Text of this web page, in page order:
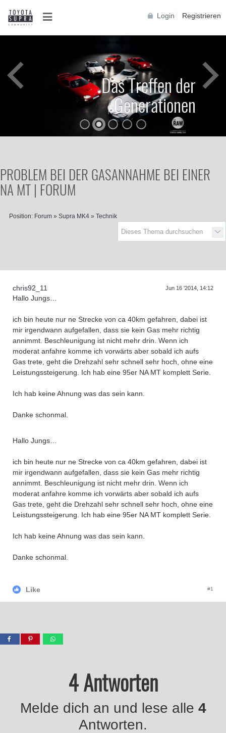
Login Registrieren
D
a
s
T
r
e
f
f
e
n
d
e
r
G
e
n
e
r
a
t
i
o
n
e
n
Das Treffen der
Generationen
PROBLEM BEI DER GASANNAHME BEI EINER
NA MT | FORUM
Position: Forum » Supra MK4 » Technik
chris92_11 Jun 16 '2014, 14:12
Hallo Jungs…
ich bin heute nur ne Strecke von ca 40km gefahren, dabei ist
mir irgendwann aufgefallen, dass sie kein Gas mehr richtig
annimmt. Beschleunigung ist nicht mehr drin. Wenn ich
moderat anfahre komme ich vorwärts aber sobald ich aufs
Gas trete, geht die Drehzahl sehr schnell sehr hoch, ohne eine
Leistungssteigerung. Ich hab eine 95er NA MT komplett Serie.
Ich hab keine Ahnung was das sein kann.
Danke schonmal.
Hallo Jungs…
ich bin heute nur ne Strecke von ca 40km gefahren, dabei ist
mir irgendwann aufgefallen, dass sie kein Gas mehr richtig
annimmt. Beschleunigung ist nicht mehr drin. Wenn ich
moderat anfahre komme ich vorwärts aber sobald ich aufs
Gas trete, geht die Drehzahl sehr schnell sehr hoch, ohne eine
Leistungssteigerung. Ich hab eine 95er NA MT komplett Serie.
Ich hab keine Ahnung was das sein kann.
Danke schonmal.
Like #1
4 Antworten
Melde dich an und lese alle 4
Antworten.